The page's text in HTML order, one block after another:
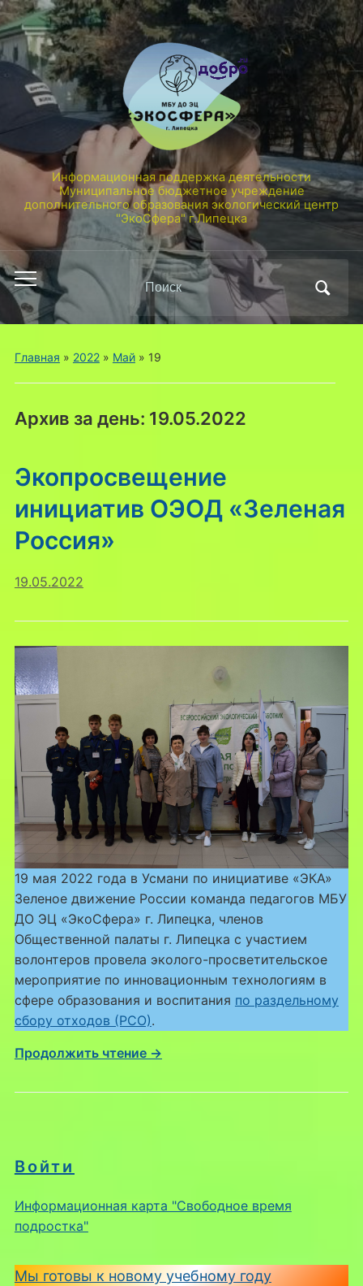
Информационная поддержка деятельности
Муниципальное бюджетное учреждение
дополнительного образования экологический центр
"ЭкоСфера" г.Липецка
Переключить
мобильное
меню
Поиск
по:
Главная » 2022» Май» 19
Архив за день: 19.05.2022
Войти
Информационная карта "Свободное время
подростка"
Мы готовы к новому учебному году
Экопросвещение
инициатив ОЭОД «Зеленая
Россия»
19.05.2022
19 мая 2022 года в Усмани по инициативе «ЭКА»
Зеленое движение России команда педагогов МБУ
ДО ЭЦ «ЭкоСфера» г. Липецка, членов
Общественной палаты г. Липецка с участием
волонтеров провела эколого-просветительское
мероприятие по инновационным технологиям в
сфере образования и воспитания по раздельному
сбору отходов (РСО).
Продолжить чтение →